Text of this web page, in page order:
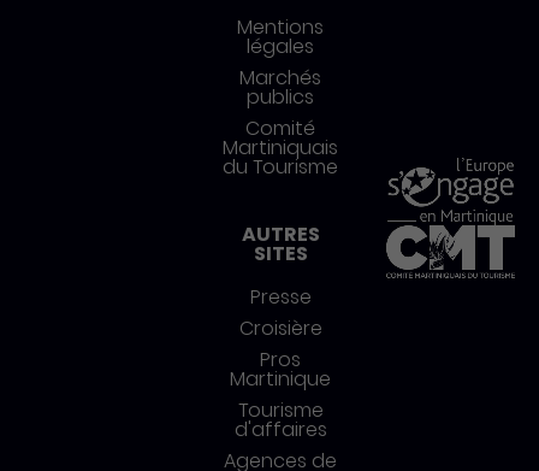
Mentions
légales
Marchés
publics
Comité
Martiniquais
du Tourisme
AUTRES
SITES
Presse
Croisière
Pros
Martinique
Tourisme
d'affaires
Agences de